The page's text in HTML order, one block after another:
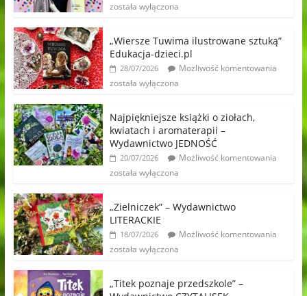
została wyłączona
„Wiersze Tuwima ilustrowane sztuką”
Edukacja-dzieci.pl
28/07/2026
Możliwość komentowania
została wyłączona
Najpiękniejsze książki o ziołach,
kwiatach i aromaterapii –
Wydawnictwo JEDNOŚĆ
20/07/2026
Możliwość komentowania
została wyłączona
„Zielniczek” – Wydawnictwo
LITERACKIE
18/07/2026
Możliwość komentowania
została wyłączona
„Titek poznaje przedszkole” –